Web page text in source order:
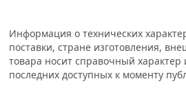
станкостроение, военная
производство транспортной тары
сельскохозяйственного
Информация о технических
поставки, стране изготовления,
товара носит справочный характер
последних доступных к моменту